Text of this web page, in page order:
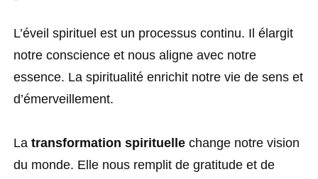
L’éveil spirituel est un processus continu. Il élargit
notre conscience et nous aligne avec notre
essence. La spiritualité enrichit notre vie de sens et
d’émerveillement.
La transformation spirituelle change notre vision
du monde. Elle nous remplit de gratitude et de